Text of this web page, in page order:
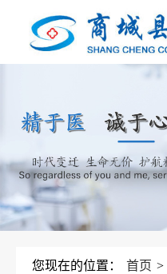
您现在的位置： 首页 >